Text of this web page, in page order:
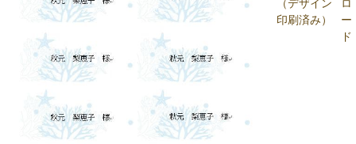
（デザイン
印刷済み）
ロ
ー
ド